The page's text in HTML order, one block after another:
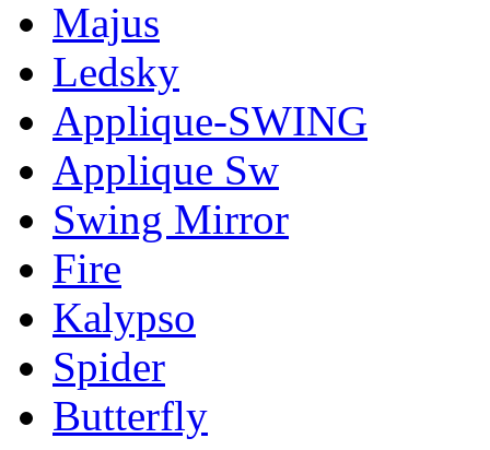
Majus
Ledsky
Applique-SWING
Applique Sw
Swing Mirror
Fire
Kalypso
Spider
Butterfly